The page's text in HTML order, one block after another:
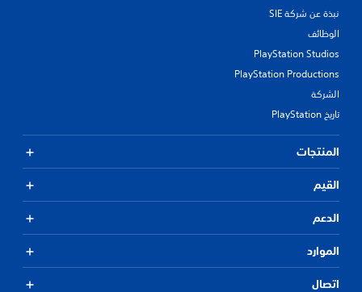
نبذة عن شركة SIE
الوظائف
PlayStation Studios
PlayStation Productions
الشركة
تاريخ PlayStation
المنتجات
القيم
الدعم
الموارد
اتصال